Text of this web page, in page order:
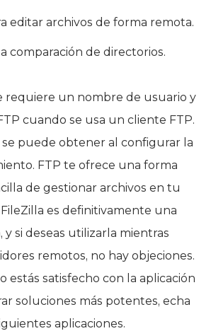
editar archivos de forma remota.
comparación de directorios.
requiere un nombre de usuario y
cuando se usa un cliente FTP.
se puede obtener al configurar la
FTP te ofrece una forma
de gestionar archivos en tu
es definitivamente una
y si deseas utilizarla mientras
remotos, no hay objeciones.
estás satisfecho con la aplicación
soluciones más potentes, echa
aplicaciones.